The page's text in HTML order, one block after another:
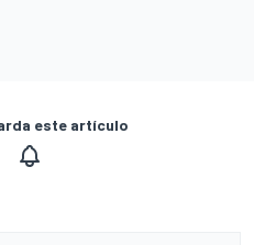
este artículo